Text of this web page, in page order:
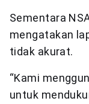
Sementara
mengatakan
tidak akurat.
“Kami
untuk